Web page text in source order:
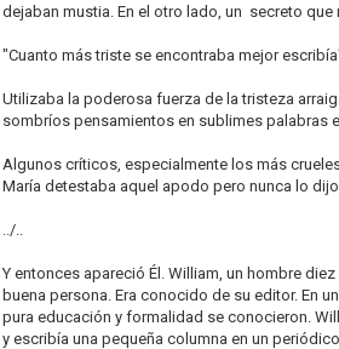
dejaban mustia. En el otro lado, un secreto
"Cuanto más triste se encontraba mejor
Utilizaba la poderosa fuerza de la tristeza
sombríos pensamientos en sublimes palabras
Algunos críticos, especialmente los más
María detestaba aquel apodo pero nunca lo
../..
Y entonces apareció Él. William, un hombre
buena persona. Era conocido de su editor. En
pura educación y formalidad se conocieron.
y escribía una pequeña columna en un